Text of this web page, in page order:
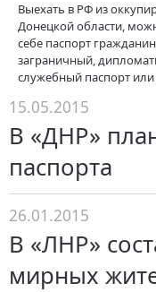
Выехать в РФ из
Донецкой области,
себе паспорт
заграничный,
служебный паспорт
15.05.2015
В «ДНР»
паспорта
26.01.2015
В «ЛНР»
мирных